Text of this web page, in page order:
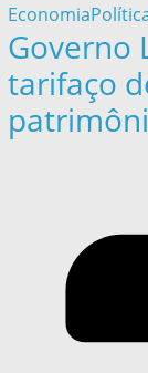
Economia
Governo
tarifaço